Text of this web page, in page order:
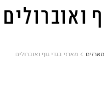
ואוברולים
מארזי בגדי גוף ואוברולים